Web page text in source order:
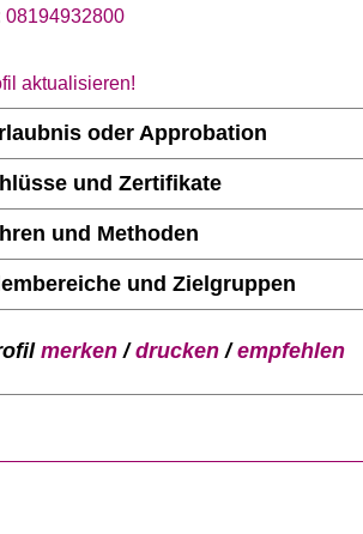
08194932800
aktualisieren!
oder Approbation
und Zertifikate
und Methoden
und Zielgruppen
merken/drucken/empfehlen